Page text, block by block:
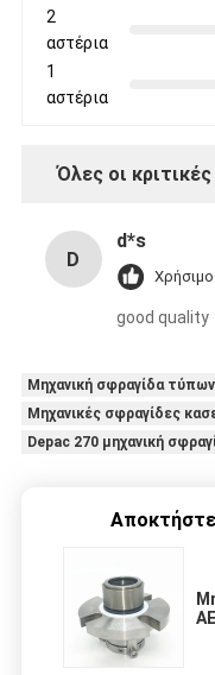
2
αστέρια
1
αστέρια
Όλες οι κριτικές
D
d*s
good quality
Μηχανική σφραγίδα
Μηχανικές σφραγίδες
Depac 270 μηχανική
Αποκτήστε